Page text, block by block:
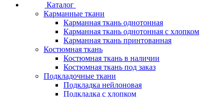
Каталог
Карманные ткани
Карманная ткань однотонная
Карманная ткань однотонная с хлопком
Карманная ткань принтованная
Костюмная ткань
Костюмная ткань в наличии
Костюмная ткань под заказ
Подкладочные ткани
Подкладка нейлоновая
Подкладка с хлопком